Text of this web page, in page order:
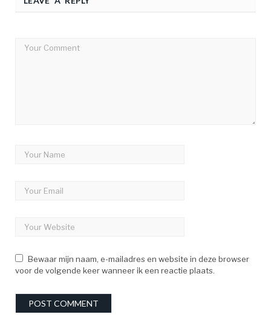
Bewaar mijn naam, e-mailadres en website in deze browser
voor de volgende keer wanneer ik een reactie plaats.